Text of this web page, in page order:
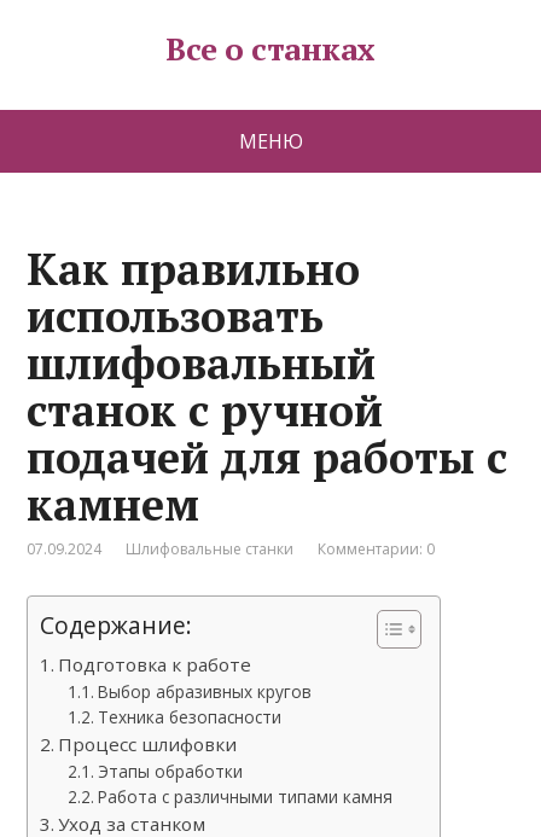
Все о станках
МЕНЮ
Как правильно
использовать
шлифовальный
станок с ручной
подачей для работы с
камнем
07.09.2024 Шлифовальные станки Комментарии: 0
Содержание:
Подготовка к работе
Выбор абразивных кругов
Техника безопасности
Процесс шлифовки
Этапы обработки
Работа с различными типами камня
Уход за станком